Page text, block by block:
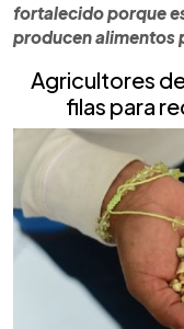
fortalecido porque
producen alimentos
Agricultores
filas para